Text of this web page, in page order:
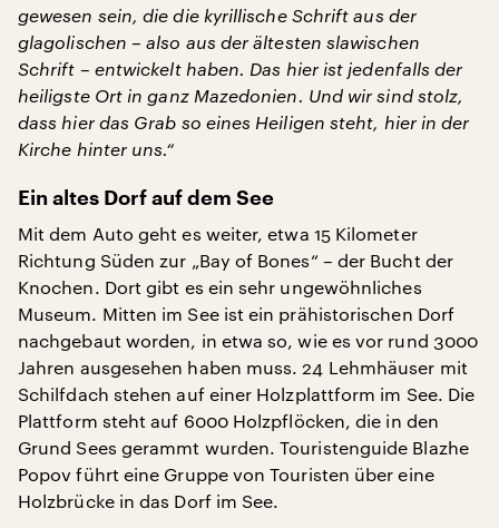
gewesen sein, die die kyrillische Schrift aus der
glagolischen – also aus der ältesten slawischen
Schrift – entwickelt haben. Das hier ist jedenfalls der
heiligste Ort in ganz Mazedonien. Und wir sind stolz,
dass hier das Grab so eines Heiligen steht, hier in der
Kirche hinter uns.“
Ein altes Dorf auf dem See
Mit dem Auto geht es weiter, etwa 15 Kilometer
Richtung Süden zur „Bay of Bones“ – der Bucht der
Knochen. Dort gibt es ein sehr ungewöhnliches
Museum. Mitten im See ist ein prähistorischen Dorf
nachgebaut worden, in etwa so, wie es vor rund 3000
Jahren ausgesehen haben muss. 24 Lehmhäuser mit
Schilfdach stehen auf einer Holzplattform im See. Die
Plattform steht auf 6000 Holzpflöcken, die in den
Grund Sees gerammt wurden. Touristenguide Blazhe
Popov führt eine Gruppe von Touristen über eine
Holzbrücke in das Dorf im See.